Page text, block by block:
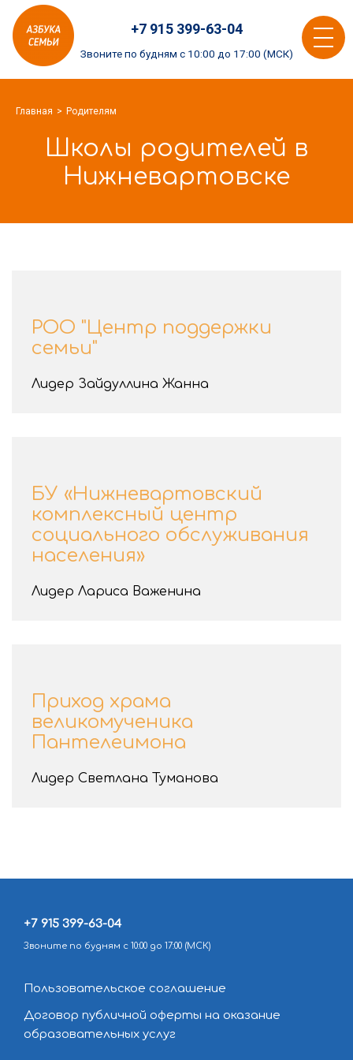
Азбука
семьи
logo
+7 915 399-63-04
Звоните по будням с 10:00 до 17:00 (МСК)
Toggle
Главная Родителям
Школы родителей в
Нижневартовске
РОО "Центр поддержки
семьи"
Лидер Зайдуллина Жанна
БУ «Нижневартовский
комплексный центр
социального обслуживания
населения»
Лидер Лариса Важенина
Приход храма
великомученика
Пантелеимона
Лидер Светлана Туманова
+7 915 399-63-04
Звоните по будням с 10:00 до 17:00 (МСК)
Пользовательское соглашение
Договор публичной оферты на оказание
образовательных услуг